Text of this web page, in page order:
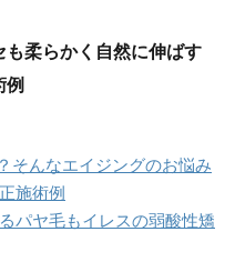
も柔らかく自然に伸ばす
そんなエイジングのお悩み
施術例
パヤ毛もイレスの弱酸性矯